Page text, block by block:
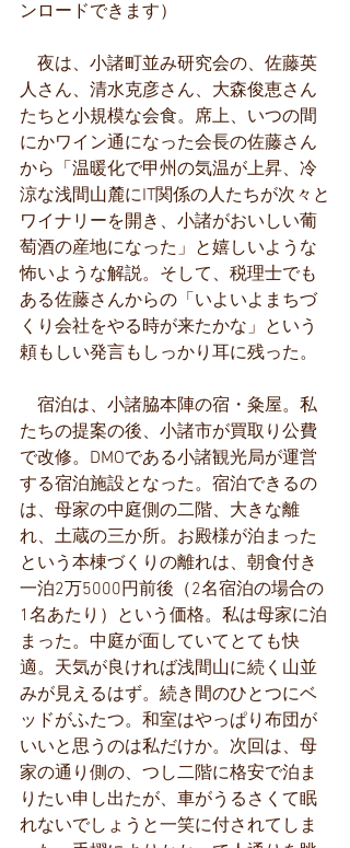
ンロードできます）
夜は、小諸町並み研究会の、佐藤英
人さん、清水克彦さん、大森俊恵さん
たちと小規模な会食。席上、いつの間
にかワイン通になった会長の佐藤さん
から「温暖化で甲州の気温が上昇、冷
涼な浅間山麓にIT関係の人たちが次々と
ワイナリーを開き、小諸がおいしい葡
萄酒の産地になった」と嬉しいような
怖いような解説。そして、税理士でも
ある佐藤さんからの「いよいよまちづ
くり会社をやる時が来たかな」という
頼もしい発言もしっかり耳に残った。
宿泊は、小諸脇本陣の宿・粂屋。私
たちの提案の後、小諸市が買取り公費
で改修。DMOである小諸観光局が運営
する宿泊施設となった。宿泊できるの
は、母家の中庭側の二階、大きな離
れ、土蔵の三か所。お殿様が泊まった
という本棟づくりの離れは、朝食付き
一泊2万5000円前後（2名宿泊の場合の
1名あたり）という価格。私は母家に泊
まった。中庭が面していてとても快
適。天気が良ければ浅間山に続く山並
みが見えるはず。続き間のひとつにベ
ッドがふたつ。和室はやっぱり布団が
いいと思うのは私だけか。次回は、母
家の通り側の、つし二階に格安で泊ま
りたい申し出たが、車がうるさくて眠
れないでしょうと一笑に付されてしま